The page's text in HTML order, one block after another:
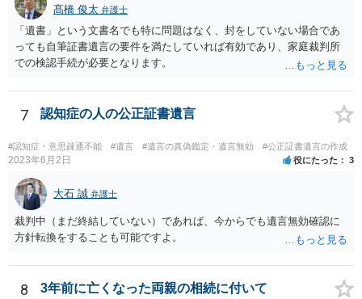
髙橋 俊太 弁護士
「遺書」という文書名でも特に問題はなく、封をしていない場合であ
っても自筆証書遺言の要件を満たしていれば有効であり、家庭裁判所
での検認手続が必要となります。
7 認知症の人の公正証書遺言
#認知症・意思疎通不能 #遺言 #遺言の真偽鑑定・遺言無効 #公正証書遺言の作成
2023年6月2日 役にたった 3
大石 誠 弁護士
裁判中（まだ終結していない）であれば、今からでも遺言無効確認に
方針転換をすることも可能ですよ。
8 3年前に亡くなった両親の相続に付いて